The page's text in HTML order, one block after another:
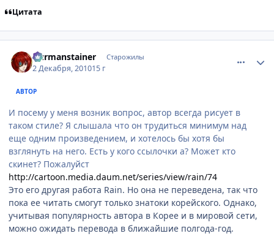
Цитата
Durmanstainer Старожилы
2 Декабря, 201015 г
АВТОР
И посему у меня возник вопрос, автор всегда рисует в
таком стиле? Я слышала что он трудиться минимум над
еще одним произведением, и хотелось бы хотя бы
взглянуть на него. Есть у кого ссылочки а? Может кто
скинет? Пожалуйст
http://cartoon.media.daum.net/series/view/rain/74
Это его другая работа Rain. Но она не переведена, так что
пока ее читать смогут только знатоки корейского. Однако,
учитывая популярность автора в Корее и в мировой сети,
можно ожидать перевода в ближайшие полгода-год.